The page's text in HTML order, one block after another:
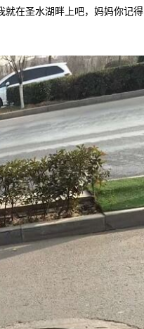
就在圣水湖畔上吧，妈妈你记得